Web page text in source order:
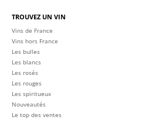
TROUVEZ UN VIN
Vins de France
Vins hors France
Les bulles
Les blancs
Les rosés
Les rouges
Les spiritueux
Nouveautés
Le top des ventes